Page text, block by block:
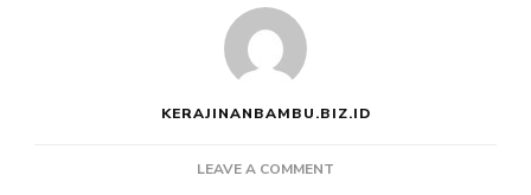
KERAJINANBAMBU.BIZ.ID
LEAVE A COMMENT